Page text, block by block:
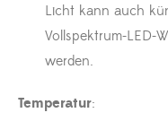
Licht kann auch
Vollspektrum-LED-
werden.
Temperatur: